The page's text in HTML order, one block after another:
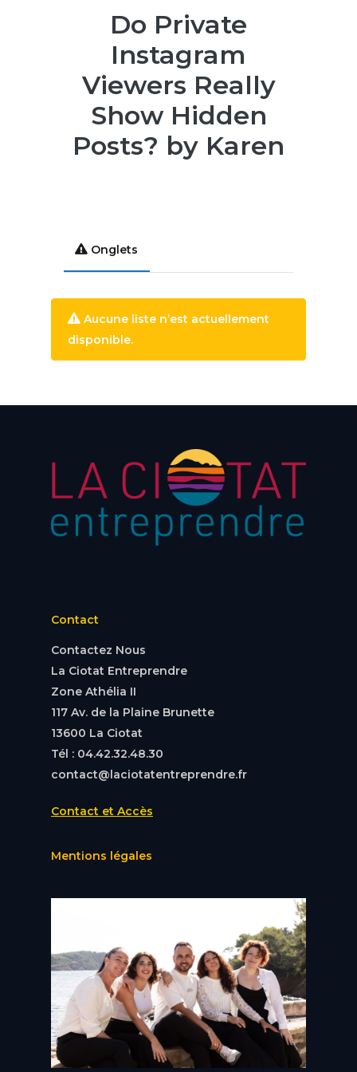
Do Private
Instagram
Viewers Really
Show Hidden
Posts? by Karen
Onglets
Aucune liste n’est actuellement
disponible.
Contact
Contactez Nous
La Ciotat Entreprendre
Zone Athélia II
117 Av. de la Plaine Brunette
13600 La Ciotat
Tél : 04.42.32.48.30
contact@laciotatentreprendre.fr
Contact et Accès
Mentions légales